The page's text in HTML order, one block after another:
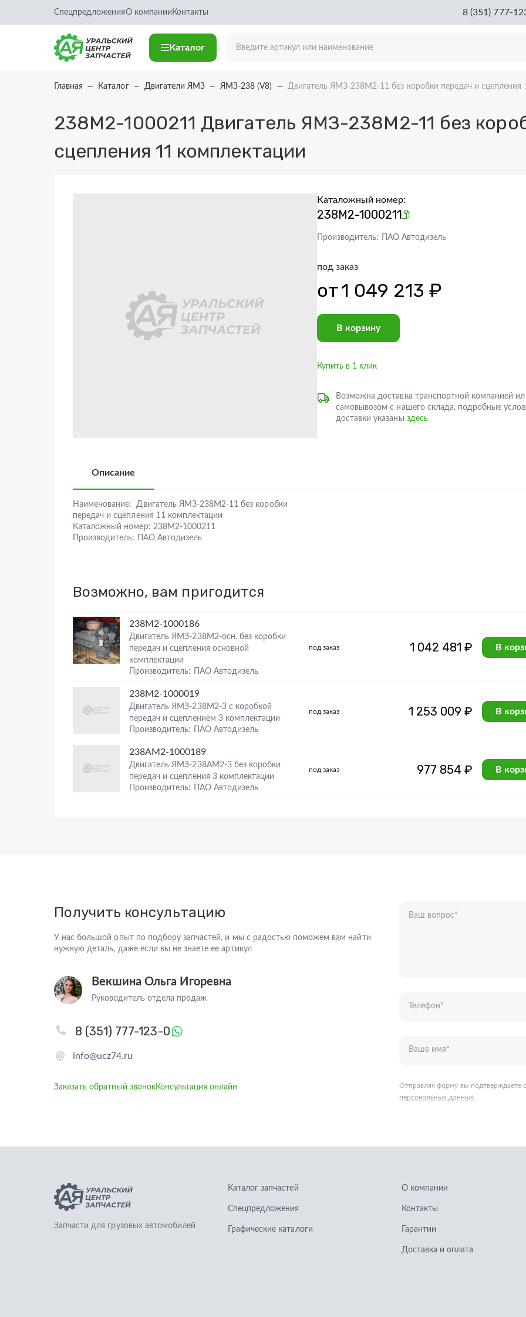
СпецпредложенияО компании Контакты 8 (351) 777-
Каталог
Главная Каталог Двигатели ЯМЗ ЯМЗ-238 (V8) Двигатель ЯМЗ-238М2-11 без коробки передач и сцепления
238М2-1000211 Двигатель ЯМЗ-238М2-11 без
сцепления 11 комплектации
Каталожный номер:
238М2-1000211
Производитель: ПАО Автодизель
под заказ
от1 049 213 ₽
В корзину
Купить в 1 клик
Возможна доставка транспортной компанией
самовывозом с нашего склада, подробные
доставки указаны здесь
Описание
Наименование:
Двигатель ЯМЗ-238М2-11 без коробки
передач и сцепления 11 комплектации
Каталожный номер: 238М2-1000211
Производитель:
ПАО Автодизель
Возможно, вам пригодится
238М2-1000186
Двигатель ЯМЗ-238М2-осн. без коробки
передач и сцепления основной
комплектации
Производитель: ПАО Автодизель
под заказ 1 042 481 ₽ В
238М2-1000019
Двигатель ЯМЗ-238М2-3 с коробкой
передач и сцеплением 3 комплектации
Производитель: ПАО Автодизель
под заказ 1 253 009 ₽ В
238АМ2-1000189
Двигатель ЯМЗ-238АМ2-3 без коробки
передач и сцепления 3 комплектации
Производитель: ПАО Автодизель
под заказ 977 854 ₽ В
Получить консультацию
У нас большой опыт по подбору запчастей, и мы с радостью поможем вам найти
нужную деталь, даже если вы не знаете ее артикул
Векшина Ольга Игоревна
Руководитель отдела продаж
info@ucz74.ru
8 (351) 777-123-0
Заказать обратный звонокКонсультация онлайн
Ваш вопрос*
Запчасти для грузовых автомобилей
Спецпредложения
Графические каталоги
Контакты
Гарантии
Доставка и оплата